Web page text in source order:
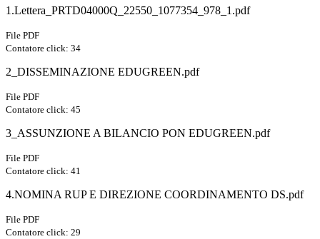
1.Lettera_PRTD04000Q_22550_1077354_978_1.pdf
File PDF
Contatore click: 34
2_DISSEMINAZIONE EDUGREEN.pdf
File PDF
Contatore click: 45
3_ASSUNZIONE A BILANCIO PON EDUGREEN.pdf
File PDF
Contatore click: 41
4.NOMINA RUP E DIREZIONE COORDINAMENTO DS.pdf
File PDF
Contatore click: 29